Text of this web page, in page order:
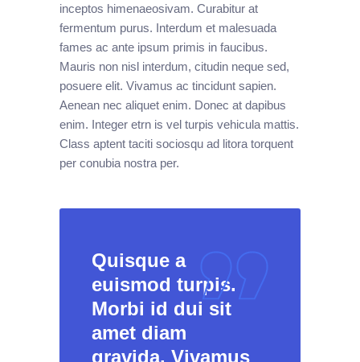
inceptos himenaeosivam. Curabitur at
fermentum purus. Interdum et malesuada
fames ac ante ipsum primis in faucibus.
Mauris non nisl interdum, citudin neque sed,
posuere elit. Vivamus ac tincidunt sapien.
Aenean nec aliquet enim. Donec at dapibus
enim. Integer etrn is vel turpis vehicula mattis.
Class aptent taciti sociosqu ad litora torquent
per conubia nostra per.
Quisque a
euismod turpis.
Morbi id dui sit
amet diam
gravida. Vivamus